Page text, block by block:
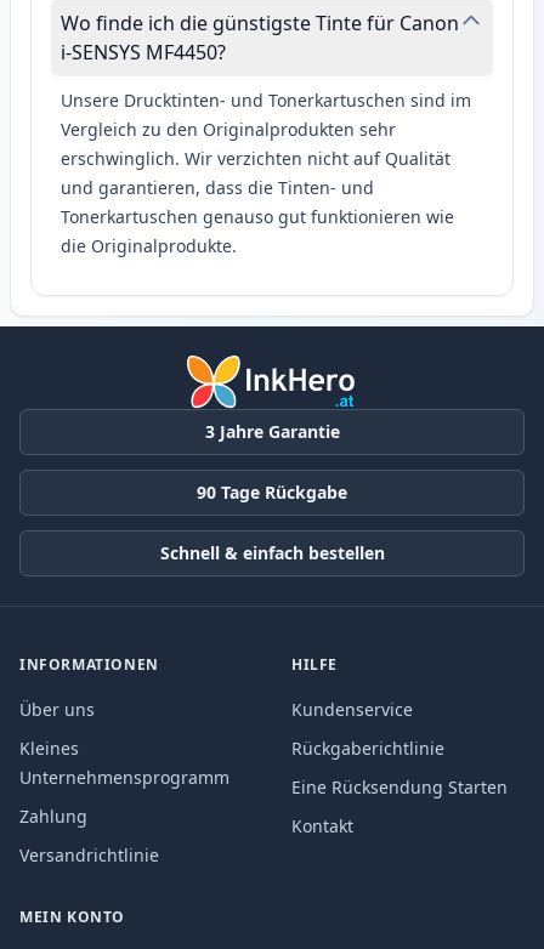
Wo finde ich die günstigste Tinte für Canon
i-SENSYS MF4450?
Unsere Drucktinten- und Tonerkartuschen sind im
Vergleich zu den Originalprodukten sehr
erschwinglich. Wir verzichten nicht auf Qualität
und garantieren, dass die Tinten- und
Tonerkartuschen genauso gut funktionieren wie
die Originalprodukte.
3 Jahre Garantie
90 Tage Rückgabe
Schnell & einfach bestellen
INFORMATIONEN
Über uns
Kleines
Unternehmensprogramm
Zahlung
Versandrichtlinie
HILFE
Kundenservice
Rückgaberichtlinie
Eine Rücksendung Starten
Kontakt
MEIN KONTO